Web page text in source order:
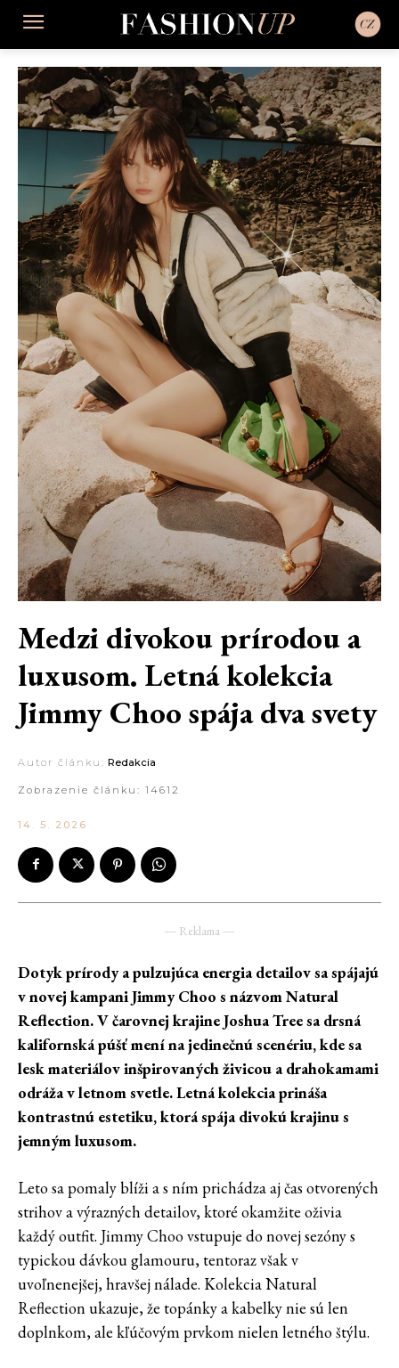
Medzi divokou prírodou a
luxusom. Letná kolekcia
Jimmy Choo spája dva svety
Autor článku: Redakcia
Zobrazenie článku: 14612
14. 5. 2026
― Reklama ―
Dotyk prírody a pulzujúca energia detailov sa spájajú
v novej kampani Jimmy Choo s názvom Natural
Reflection. V čarovnej krajine Joshua Tree sa drsná
kalifornská púšť mení na jedinečnú scenériu, kde sa
lesk materiálov inšpirovaných živicou a drahokamami
odráža v letnom svetle. Letná kolekcia prináša
kontrastnú estetiku, ktorá spája divokú krajinu s
jemným luxusom.
Leto sa pomaly blíži a s ním prichádza aj čas otvorených
strihov a výrazných detailov, ktoré okamžite oživia
každý outfit. Jimmy Choo vstupuje do novej sezóny s
typickou dávkou glamouru, tentoraz však v
uvoľnenejšej, hravšej nálade. Kolekcia Natural
Reflection ukazuje, že topánky a kabelky nie sú len
doplnkom, ale kľúčovým prvkom nielen letného štýlu.